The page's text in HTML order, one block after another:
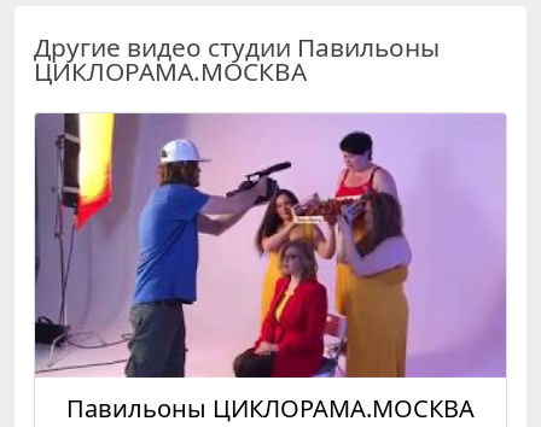
Другие видео студии Павильоны
ЦИКЛОРАМА.МОСКВА
Павильоны ЦИКЛОРАМА.МОСКВА